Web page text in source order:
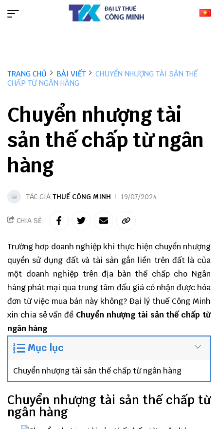
TRANG CHỦ BÀI VIẾT
CHUYỂN NHƯỢNG TÀI SẢN THẾ
CHẤP TỪ NGÂN HÀNG
Chuyển nhượng tài
sản thế chấp từ ngân
hàng
TÁC GIẢ THUẾ CÔNG MINH 19/07/2024
CHIA SẺ:
Trường hơp doanh nghiệp khi thực hiện chuyển nhượng
quyền sử dụng đất và tài sản gắn liền trên đất là của
một doanh nghiệp trên địa bàn thế chấp cho Ngân
hàng phát mại qua trung tâm đấu giá có nhận được hóa
đơn từ việc mua bán này không? Đại lý thuế Công Minh
xin chia sẻ vấn đề Chuyển nhượng tài sản thế chấp từ
ngân hàng
Mục lục
Chuyển nhượng tài sản thế chấp từ ngân hàng
Chuyển nhượng tài sản thế chấp từ
ngân hàng